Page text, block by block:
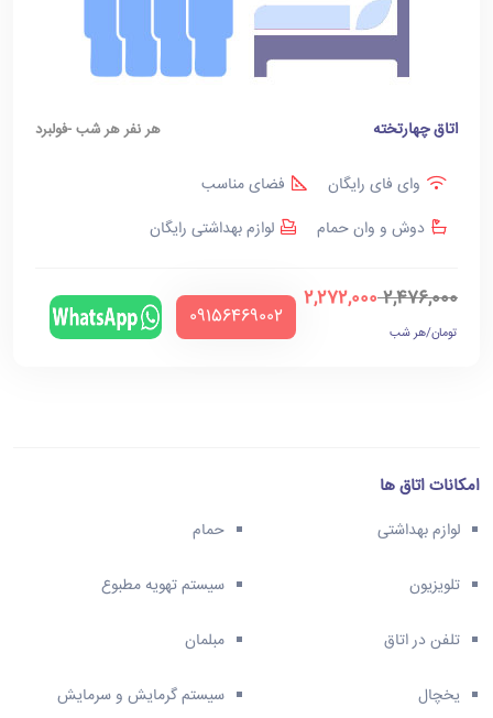
اتاق چهارتخته هر نفر هر شب -فولبرد
وای فای رایگان
فضای مناسب
دوش و وان حمام
لوازم بهداشتی رایگان
2,476,000
2,272,000
تومان/هر شب
‪09156469002‬
امکانات اتاق ها
لوازم بهداشتی حمام
تلویزیون سیستم تهویه مطبوع
تلفن در اتاق مبلمان
یخچال سیستم گرمایش و سرمایش